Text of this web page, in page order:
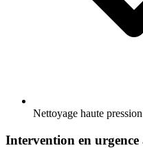
Nettoyage haute pression
Intervention en